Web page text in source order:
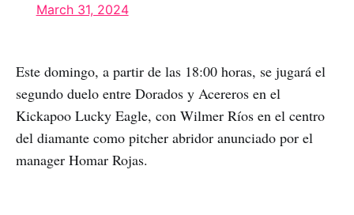
March 31, 2024
Este domingo, a partir de las 18:00 horas, se jugará el
segundo duelo entre Dorados y Acereros en el
Kickapoo Lucky Eagle, con Wilmer Ríos en el centro
del diamante como pitcher abridor anunciado por el
manager Homar Rojas.